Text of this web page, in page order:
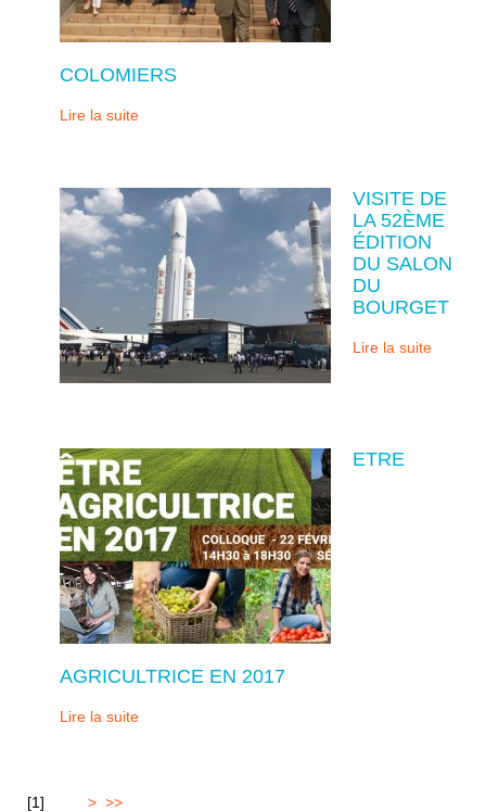
COLOMIERS
Lire la suite
VISITE DE
LA 52ÈME
ÉDITION
DU SALON
DU
BOURGET
Lire la suite
ETRE
AGRICULTRICE EN 2017
Lire la suite
[1] > >>